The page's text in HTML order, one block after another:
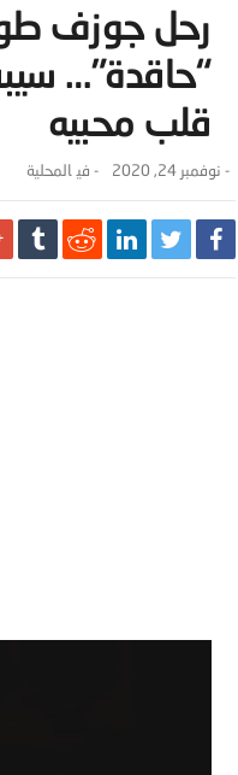
رحل جوزف
“حاقدة”…
قلب محبيه
- نوفمبر 24, 2020 - ‎في المحلية